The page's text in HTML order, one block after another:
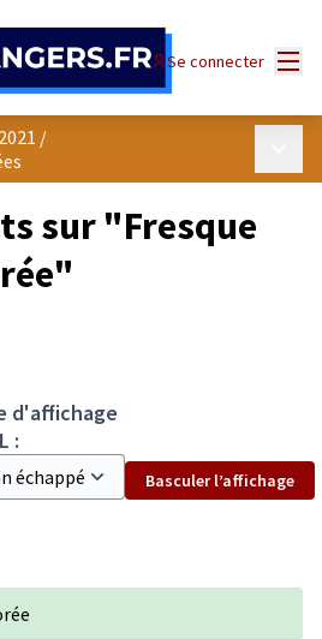
Se connecter
/
sur "Fresque
d'affichage
:
Basculer l’affichage